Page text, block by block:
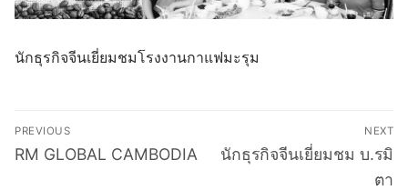
นักธุรกิจจีนเยี่ยมชมโรงงานกาแฟมะรุม
Post
navigation
PREVIOUS
Previous
RM GLOBAL CAMBODIA
NEXT
Next
นักธุรกิจจีนเยี่ยมชม บ.รมิ
ตา